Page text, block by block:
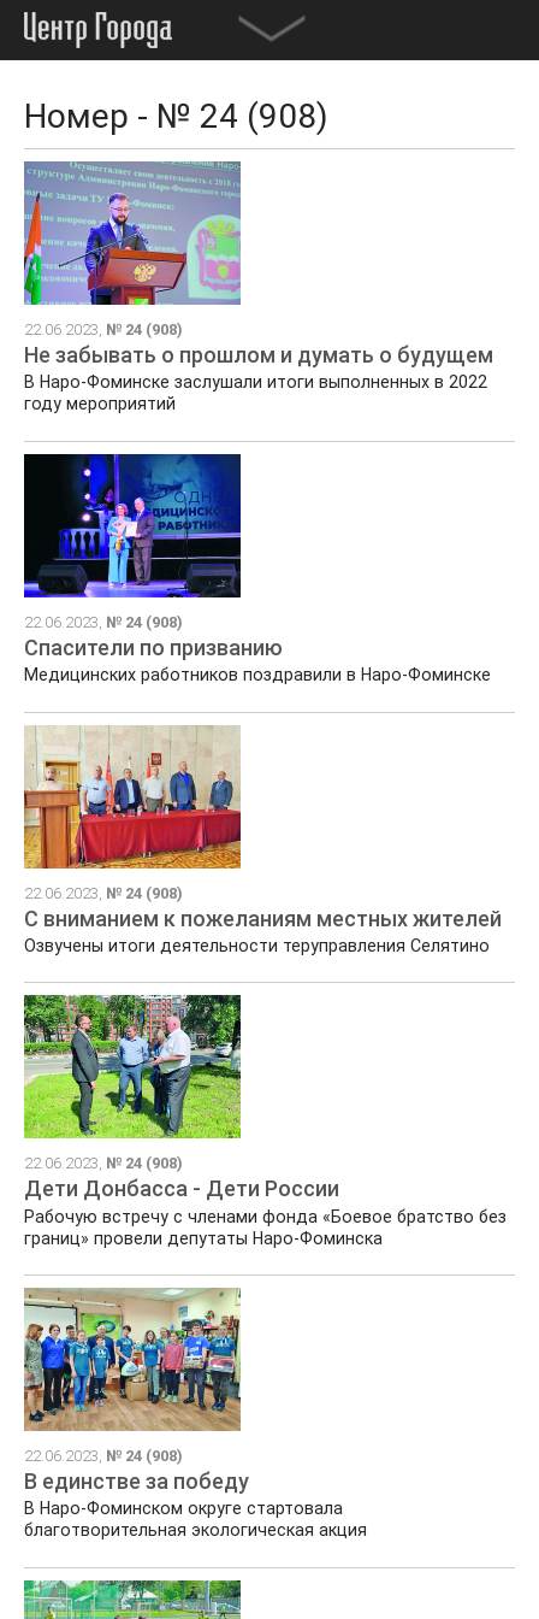
Номер - № 24 (908)
22.06.2023, № 24 (908)
Не забывать о прошлом и думать о будущем
В Наро-Фоминске заслушали итоги выполненных в 2022
году мероприятий
22.06.2023, № 24 (908)
Спасители по призванию
Медицинских работников поздравили в Наро-Фоминске
22.06.2023, № 24 (908)
С вниманием к пожеланиям местных жителей
Озвучены итоги деятельности теруправления Селятино
22.06.2023, № 24 (908)
Дети Донбасса - Дети России
Рабочую встречу с членами фонда «Боевое братство без
границ» провели депутаты Наро-Фоминска
22.06.2023, № 24 (908)
В единстве за победу
В Наро-Фоминском округе стартовала
благотворительная экологическая акция